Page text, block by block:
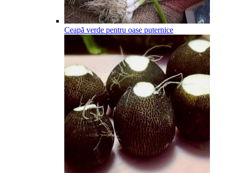
Ceapă verde pentru oase puternice